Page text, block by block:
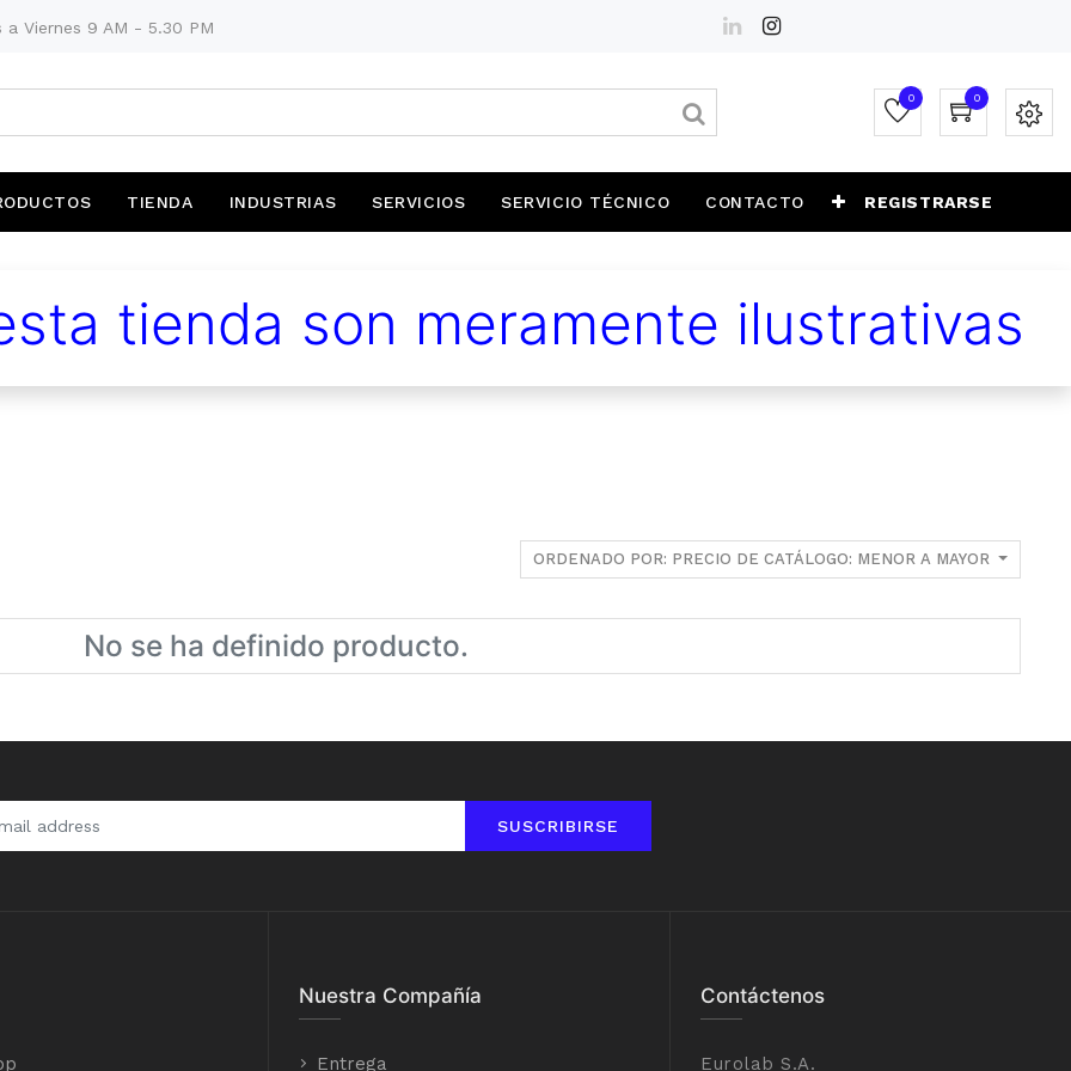
a Viernes 9 AM - 5.30 PM
0 0
TIENDA INDUSTRIAS SERVICIOS SERVICIO TÉCNICO CONTACTO REGISTRARSE
tienda son meramente ilustrativas
ORDENADO POR: PRECIO DE CATÁLOGO: MENOR A MAYOR
No se ha definido producto.
SUSCRIBIRSE
Nuestra Compañía
Entrega
Contáctenos
Eurolab S.A.